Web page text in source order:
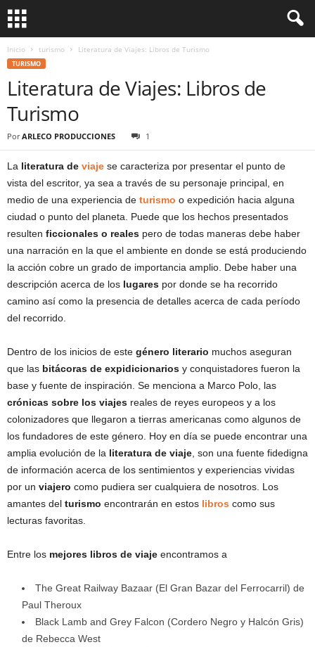
Inicio turismo Literatura de Viajes: Libros de Turismo
TURISMO
Literatura de Viajes: Libros de
Turismo
Por ARLECO PRODUCCIONES 1
La literatura de viaje se caracteriza por presentar el punto de
vista del escritor, ya sea a través de su personaje principal, en
medio de una experiencia de turismo o expedición hacia alguna
ciudad o punto del planeta. Puede que los hechos presentados
resulten ficcionales o reales pero de todas maneras debe haber
una narración en la que el ambiente en donde se está produciendo
la acción cobre un grado de importancia amplio. Debe haber una
descripción acerca de los lugares por donde se ha recorrido
camino así como la presencia de detalles acerca de cada período
del recorrido.
Dentro de los inicios de este género literario muchos aseguran
que las bitácoras de expidicionarios y conquistadores fueron la
base y fuente de inspiración. Se menciona a Marco Polo, las
crónicas sobre los viajes reales de reyes europeos y a los
colonizadores que llegaron a tierras americanas como algunos de
los fundadores de este género. Hoy en día se puede encontrar una
amplia evolución de la literatura de viaje , son una fuente fidedigna
de información acerca de los sentimientos y experiencias vividas
por un viajero como pudiera ser cualquiera de nosotros. Los
amantes del turismo encontrarán en estos libros como sus
lecturas favoritas.
Entre los mejores libros de viaje encontramos a
The Great Railway Bazaar (El Gran Bazar del Ferrocarril) de
Paul Theroux
Black Lamb and Grey Falcon (Cordero Negro y Halcón Gris)
de Rebecca West